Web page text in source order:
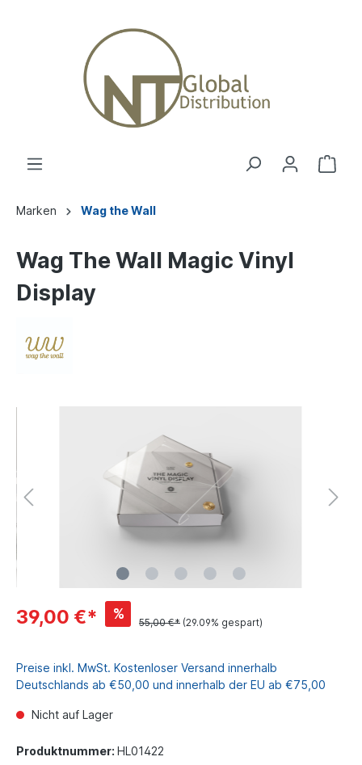
Marken Wag the Wall
Wag The Wall Magic Vinyl
Display
39,00 €* %
55,00 €* (29.09% gespart)
Preise inkl. MwSt. Kostenloser Versand innerhalb
Deutschlands ab €50,00 und innerhalb der EU ab €75,00
Nicht auf Lager
Produktnummer: HL01422